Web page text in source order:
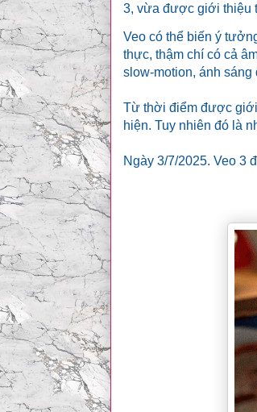
3, vừa được giới thiệu
Veo có thể biến ý
thực, thậm chí có cả
slow-motion, ánh sáng
Từ thời điểm được giới
hiện. Tuy nhiên đó là
Ngày 3/7/2025. Veo 3